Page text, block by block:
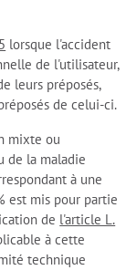
lorsque l'accident
de l'utilisateur,
leurs préposés,
de celui-ci.
mixte ou
de la maladie
à une
est mis pour partie
de l'article L.
à cette
technique